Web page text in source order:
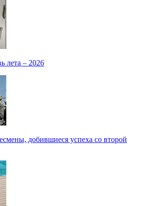
лета – 2026
добившиеся успеха со второй